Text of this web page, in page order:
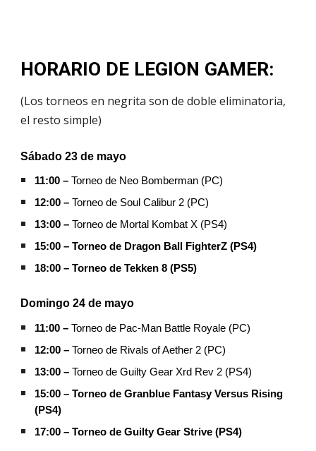
HORARIO DE LEGION GAMER:
(Los torneos en negrita son de doble eliminatoria,
el resto simple)
Sábado 23 de mayo
11:00 – Torneo de Neo Bomberman (PC)
12:00 – Torneo de Soul Calibur 2 (PC)
13:00 – Torneo de Mortal Kombat X (PS4)
15:00 – Torneo de Dragon Ball FighterZ (PS4)
18:00 – Torneo de Tekken 8 (PS5)
Domingo 24 de mayo
11:00 – Torneo de Pac-Man Battle Royale (PC)
12:00 – Torneo de Rivals of Aether 2 (PC)
13:00 – Torneo de Guilty Gear Xrd Rev 2 (PS4)
15:00 – Torneo de Granblue Fantasy Versus Rising
(PS4)
17:00 – Torneo de Guilty Gear Strive (PS4)